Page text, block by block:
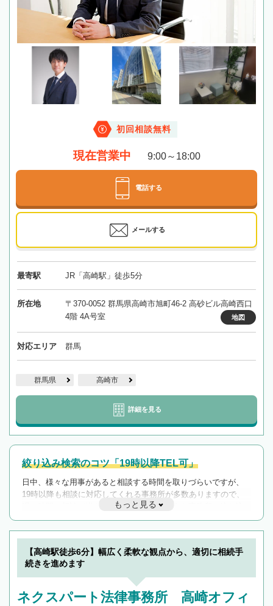
初回相談無料
現在営業中 9:00～18:00
電話する
メールする
最寄駅 JR「高崎駅」徒歩5分
所在地
〒370-0052 群馬県高崎市旭町46-2 高砂ビル高崎西口
4階 4A号室
地図
対応エリア 群馬
群馬県 高崎市
詳細を見る
絞り込み検索のコツ「19時以降TEL可」
日中、様々な用事があると相談する時間を取りづらいですが、
19時以降も相談に対応してくれる事務所が多数ありますので、
遅い時間の相談が増えそうな場合はそのような事務所に絞り込
んで検索してみましょう。
19時以降TEL可の条件
を加えて再検索
もっと見る
【高崎駅徒歩6分】幅広く柔軟な観点から、適切に相続手
続きを進めます
ネクスパート法律事務所 高崎オフィ